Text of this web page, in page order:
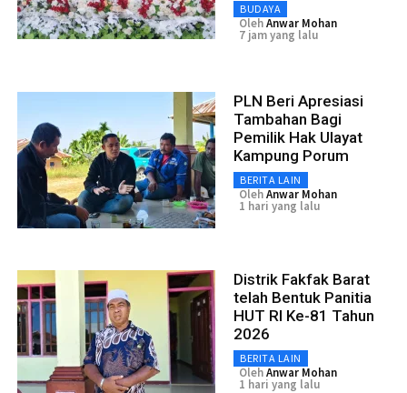
BUDAYA
OlehAnwar Mohan
7 jam yang lalu
PLN Beri Apresiasi
Tambahan Bagi
Pemilik Hak Ulayat
Kampung Porum
BERITA LAIN
OlehAnwar Mohan
1 hari yang lalu
Distrik Fakfak Barat
telah Bentuk Panitia
HUT RI Ke-81 Tahun
2026
BERITA LAIN
OlehAnwar Mohan
1 hari yang lalu